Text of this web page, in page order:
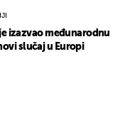
izazvao međunarodnu
slučaj u Europi